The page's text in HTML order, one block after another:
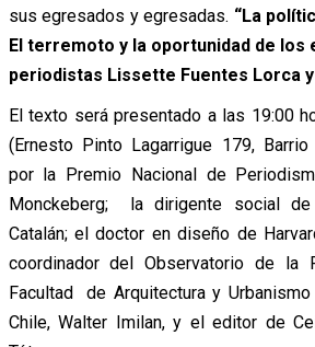
sus egresados y egresadas. “La
El terremoto y la oportunidad de los
periodistas Lissette Fuentes Lorca y
El texto será presentado a las 19:00
(Ernesto Pinto Lagarrigue 179, Barrio
por la Premio Nacional de
Monckeberg; la dirigente social de
Catalán; el doctor en diseño de
coordinador del Observatorio de la
Facultad de Arquitectura y
Chile, Walter Imilan, y el editor de